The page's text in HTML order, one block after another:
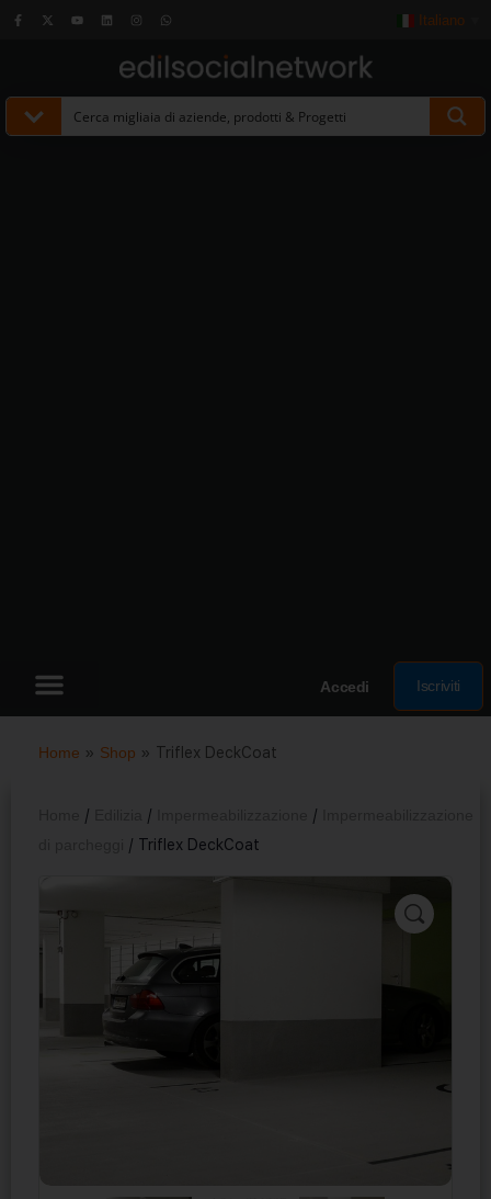
Italiano
Accedi Iscriviti
Home » Shop » Triflex DeckCoat
/ / /
/ Triflex DeckCoat